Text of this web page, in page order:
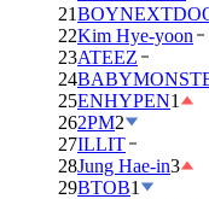
21
22Kim Hye-yoon
23ATEEZ
24
25ENHYPEN1
262PM2
27ILLIT
28Jung Hae-in3
29BTOB1